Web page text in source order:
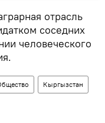
отрасль
соседних
человеческого
Кыргызстан